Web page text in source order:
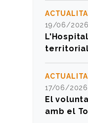
19/06/2026
territorial
17/06/2026
El
amb el